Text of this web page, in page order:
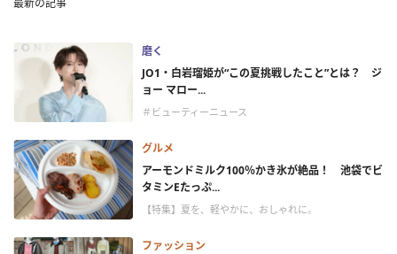
磨く
JO1・白岩瑠姫が“この夏挑戦したこと”とは？ ジ
ョー マロー...
＃ビューティーニュース
グルメ
アーモンドミルク100％かき氷が絶品！ 池袋でビ
タミンEたっぷ...
【特集】夏を、軽やかに、おしゃれに。
ファッション